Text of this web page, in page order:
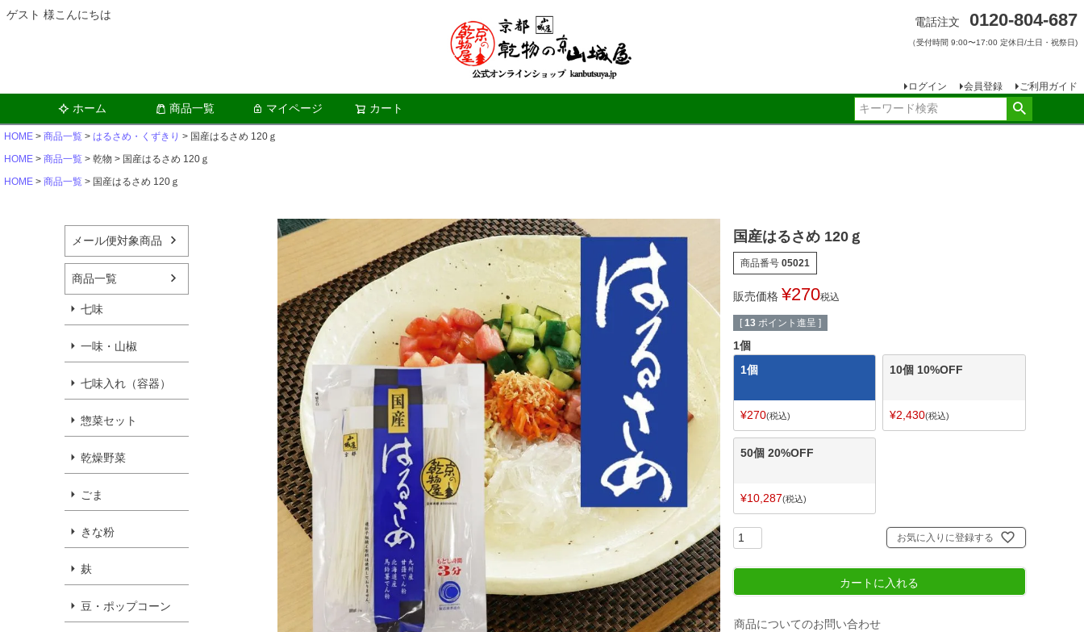
電話注文 0120-804-687
（受付時間 9:00〜17:00 定休日/土日・祝祭日)
ログイン 会員登録 ご利用ガイド
ゲスト 様こんにちは
ホーム 商品一覧 マイページ カート
HOME 商品一覧 はるさめ・くずきり
国産はるさめ 120ｇ
HOME
商品一覧 乾物
国産はるさめ 120ｇ
HOME
商品一覧 国産はるさめ 120ｇ
メール便対象商品
商品一覧
七味
一味・山椒
七味入れ（容器）
惣菜セット
乾燥野菜
ごま
きな粉
麸
豆・ポップコーン
国産はるさめ 120ｇ
商品番号 05021
販売価格 ¥270税込
[ 13 ポイント進呈 ]
1個
1個
¥270 税込
10個 10%OFF
¥2,430 税込
50個 20%OFF
¥10,287 税込
お気に入りに登録する
カートに入れる
商品についてのお問い合わせ